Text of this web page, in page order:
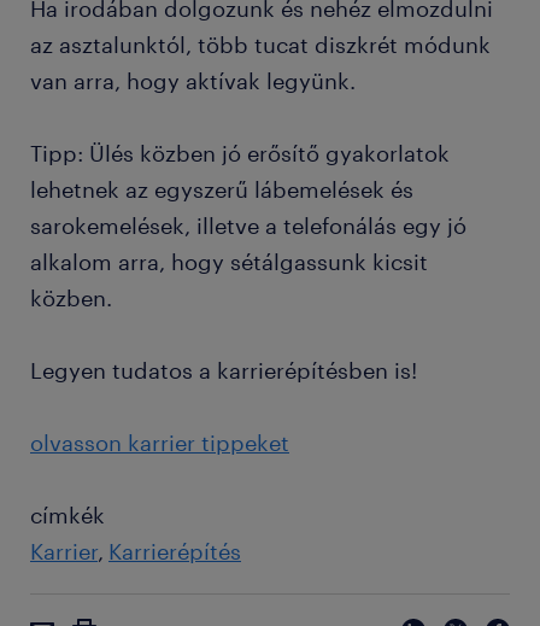
Ha irodában dolgozunk és nehéz elmozdulni
az asztalunktól, több tucat diszkrét módunk
van arra, hogy aktívak legyünk.
Tipp: Ülés közben jó erősítő gyakorlatok
lehetnek az egyszerű lábemelések és
sarokemelések, illetve a telefonálás egy jó
alkalom arra, hogy sétálgassunk kicsit
közben.
Legyen tudatos a karrierépítésben is!
olvasson karrier tippeket
címkék
Karrier Karrierépítés